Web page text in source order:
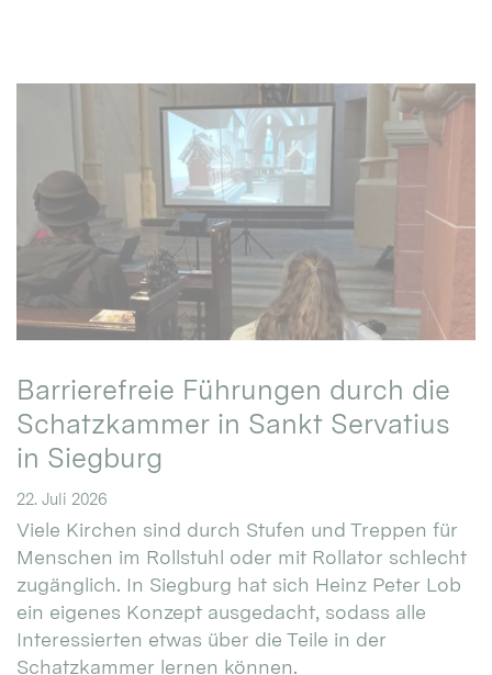
Barrierefreie Führungen durch die
Schatzkammer in Sankt Servatius
in Siegburg
22. Juli 2026
Viele Kirchen sind durch Stufen und Treppen für
Menschen im Rollstuhl oder mit Rollator schlecht
zugänglich. In Siegburg hat sich Heinz Peter Lob
ein eigenes Konzept ausgedacht, sodass alle
Interessierten etwas über die Teile in der
Schatzkammer lernen können.